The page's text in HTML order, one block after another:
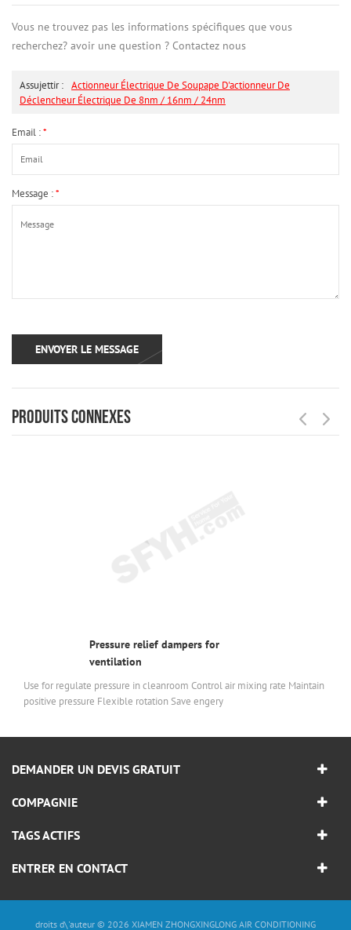
Vous ne trouvez pas les informations spécifiques que vous
recherchez? avoir une question ? Contactez nous
Assujettir : Actionneur Électrique De Soupape D'actionneur De
Déclencheur Électrique De 8nm / 16nm / 24nm
Email :*
Message :*
PRODUITS CONNEXES
Pressure relief dampers for
ventilation
Use for regulate pressure in cleanroom Control air mixing rate Maintain
positive pressure Flexible rotation Save engery
DEMANDER UN DEVIS GRATUIT
COMPAGNIE
TAGS ACTIFS
ENTRER EN CONTACT
droits d\'auteur © 2026 XIAMEN ZHONGXINGLONG AIR CONDITIONING